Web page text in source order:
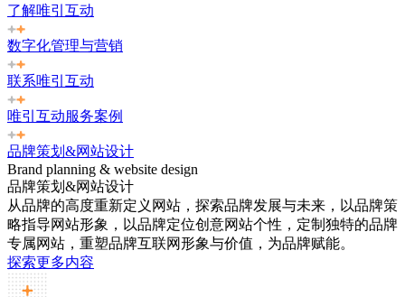
了解唯引互动
数字化管理与营销
联系唯引互动
唯引互动服务案例
品牌策划&网站设计
Brand planning & website design
品牌策划&网站设计
从品牌的高度重新定义网站，探索品牌发展与未来，以品牌策
略指导网站形象，以品牌定位创意网站个性，定制独特的品牌
专属网站，重塑品牌互联网形象与价值，为品牌赋能。
探索更多内容